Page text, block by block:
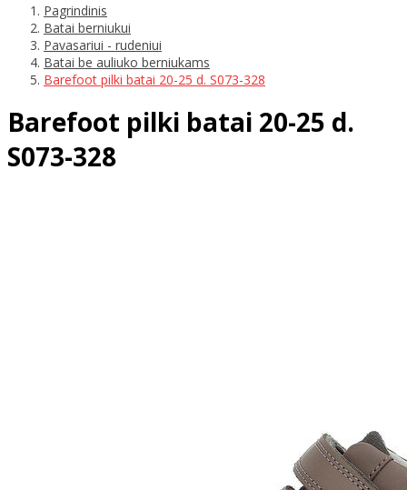
Pagrindinis
Batai berniukui
Pavasariui - rudeniui
Batai be auliuko berniukams
Barefoot pilki batai 20-25 d. S073-328
Barefoot pilki batai 20-25 d.
S073-328